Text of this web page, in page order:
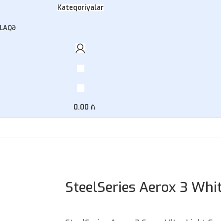
Kateqoriyalar
0.00 ₼
SteelSeries Aerox 3